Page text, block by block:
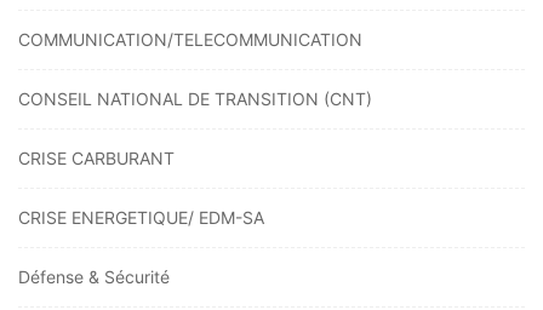
COMMUNICATION/TELECOMMUNICATION
CONSEIL NATIONAL DE TRANSITION (CNT)
CRISE CARBURANT
CRISE ENERGETIQUE/ EDM-SA
Défense & Sécurité